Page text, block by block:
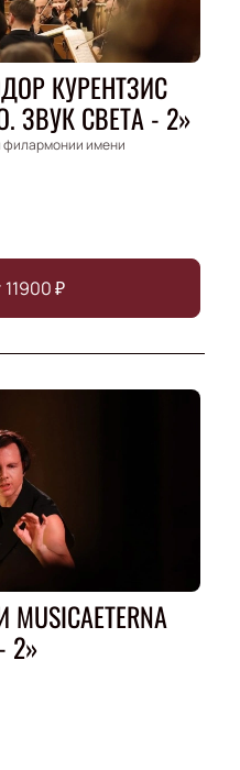
КУРЕНТЗИС
СВЕТА - 2»
филармонии имени
11900₽
2»